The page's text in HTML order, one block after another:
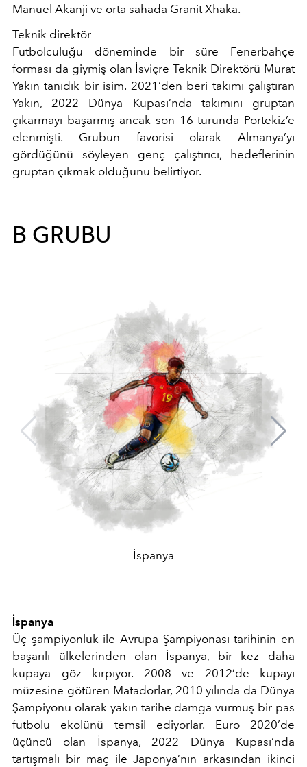
Manuel Akanji ve orta sahada Granit Xhaka.
Teknik direktör
Futbolculuğu döneminde bir süre Fenerbahçe
forması da giymiş olan İsviçre Teknik Direktörü Murat
Yakın tanıdık bir isim. 2021’den beri takımı çalıştıran
Yakın, 2022 Dünya Kupası’nda takımını gruptan
çıkarmayı başarmış ancak son 16 turunda Portekiz’e
elenmişti. Grubun favorisi olarak Almanya’yı
gördüğünü söyleyen genç çalıştırıcı, hedeflerinin
gruptan çıkmak olduğunu belirtiyor.
B GRUBU
İspanya
İspanya
Üç şampiyonluk ile Avrupa Şampiyonası tarihinin en
başarılı ülkelerinden olan İspanya, bir kez daha
kupaya göz kırpıyor. 2008 ve 2012’de kupayı
müzesine götüren Matadorlar, 2010 yılında da Dünya
Şampiyonu olarak yakın tarihe damga vurmuş bir pas
futbolu ekolünü temsil ediyorlar. Euro 2020’de
üçüncü olan İspanya, 2022 Dünya Kupası’nda
tartışmalı bir maç ile Japonya’nın arkasından ikinci